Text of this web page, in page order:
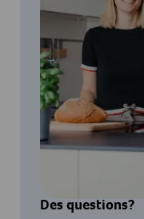
Des questions?